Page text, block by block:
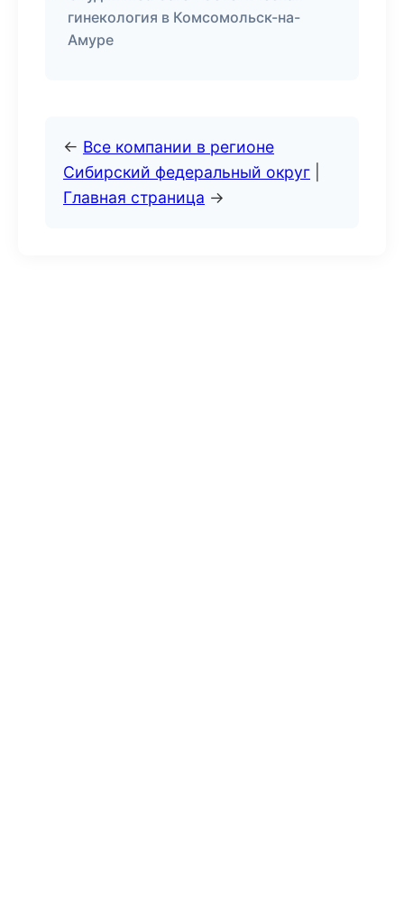
гинекология в Комсомольск-на-
Амуре
← Все компании в регионе
Сибирский федеральный округ
Главная страница →